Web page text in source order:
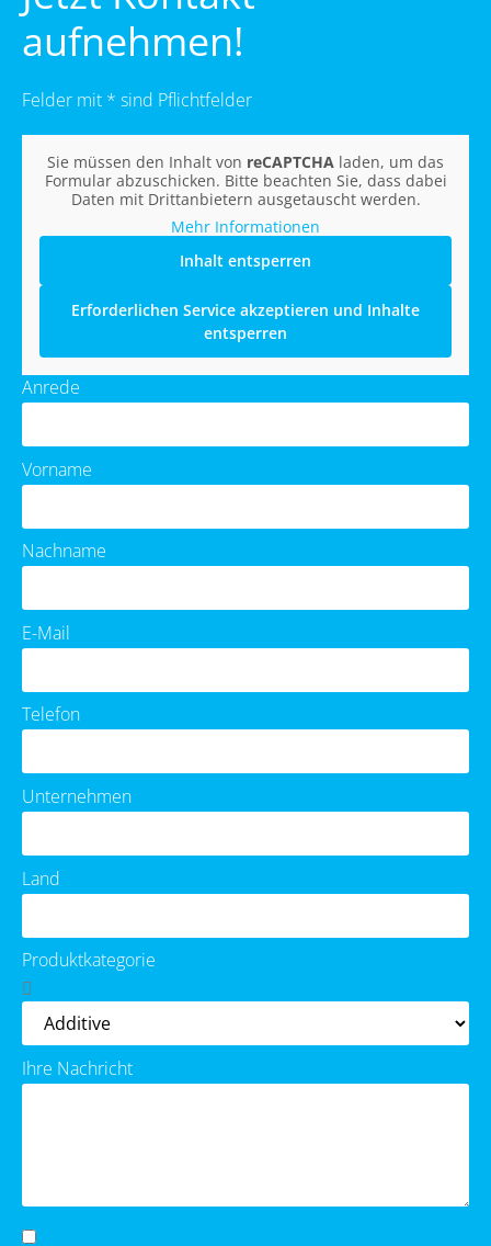
aufnehmen!
Felder mit * sind Pflichtfelder
Sie müssen den Inhalt von reCAPTCHA laden, um das
Formular abzuschicken. Bitte beachten Sie, dass dabei
Daten mit Drittanbietern ausgetauscht werden.
Mehr Informationen
Inhalt entsperren
Erforderlichen Service akzeptieren und Inhalte
entsperren
Anrede
Vorname
Nachname
E-Mail
Telefon
Unternehmen
Land
Produktkategorie
Ihre Nachricht